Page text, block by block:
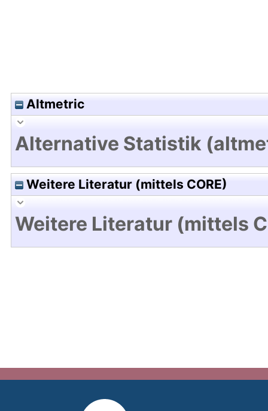
Altmetric
Alternative Statistik
Weitere Literatur (mittels CORE)
Weitere Literatur (mittels